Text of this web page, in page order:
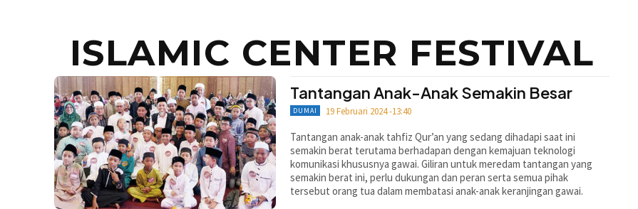
ISLAMIC CENTER FESTIVAL
Tantangan Anak-Anak Semakin Besar
DUMAI 19 Februari 2024 -13:40
Tantangan anak-anak tahfiz Qur’an yang sedang dihadapi saat ini
semakin berat terutama berhadapan dengan kemajuan teknologi
komunikasi khususnya gawai. Giliran untuk meredam tantangan yang
semakin berat ini, perlu dukungan dan peran serta semua pihak
tersebut orang tua dalam membatasi anak-anak keranjingan gawai.